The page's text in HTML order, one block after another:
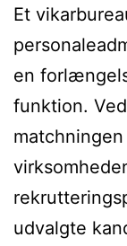
Et
en
funktion.
udvalgte